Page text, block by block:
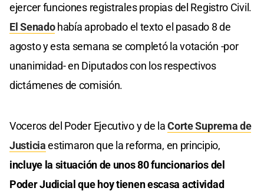
ejercer funciones registrales propias del Registro Civil.
El Senadohabía aprobado el texto el pasado 8 de
agosto y esta semana se completó la votación -por
unanimidad- en Diputados con los respectivos
dictámenes de comisión.
Voceros del Poder Ejecutivo y de laCorte Suprema de
Justiciaestimaron que la reforma, en principio,
incluye la situación de unos 80 funcionarios del
Poder Judicial que hoy tienen escasa actividad